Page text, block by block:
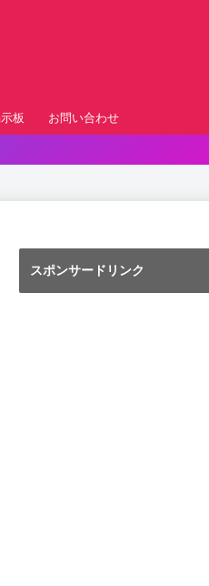
板 お問い合わせ
スポンサードリンク